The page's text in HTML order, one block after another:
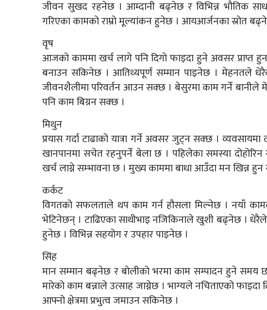
जीवन सुखद रहनेछ । आम्दानी बढ्नेछ र विभिन्न भौतिक
गरिएका कामको राम्रो मूल्यांकन हुनेछ । आयआर्जनका स्रोत
वृष
आजको काममा खर्च लागे पनि दिगो फाइदा हुने अवसर प्राप्त
बनाउन सकिनेछ । आतिथ्यपूर्ण सम्मान पाइनेछ । मेहनतले
जीवनशैलीमा परिवर्तन आउन सक्छ । बेसुरमा काम गर्ने बानीले
पनि काम बिग्रन सक्छ ।
मिथुन
प्रयास गर्दा टाढाको यात्रा गर्ने अवसर जुट्न सक्छ ।
खानपानमा सचेत रहनुपर्ने बेला छ । पहिलेका समस्या
खर्च लाग्ने सम्भावना छ । मुख्य काममा बाधा आउँदा मन खिन्न
कर्कट
विगतको सफलताले थप काम गर्न हौसला मिल्नेछ । नयाँ
भेटिनेछन् । टाढिएका साथीभाइ नजिकिनाले खुशी बढ्नेछ ।
हुनेछ । विभिन्न सहयोग र उपहार पाइनेछ ।
सिंह
मान सम्मान बढ्नेछ र बोलीको भरमा काम सम्पादन हुने
मारेको काम बन्नाले उत्साह जाग्नेछ । भाग्यले नचिताएको
आफ्नो क्षेत्रमा प्रभुत्व जमाउन सकिनेछ ।